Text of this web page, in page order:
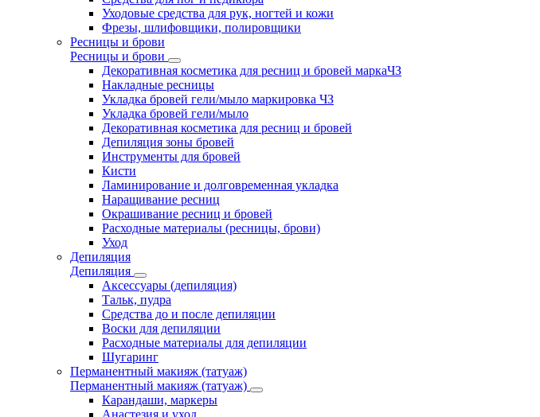
Уходовые средства для рук, ногтей и кожи
Фрезы, шлифовщики, полировщики
Ресницы и брови
Ресницы и брови
Декоративная косметика для ресниц и бровей маркаЧЗ
Накладные ресницы
Укладка бровей гели/мыло маркировка ЧЗ
Укладка бровей гели/мыло
Декоративная косметика для ресниц и бровей
Депиляция зоны бровей
Инструменты для бровей
Кисти
Ламинирование и долговременная укладка
Наращивание ресниц
Окрашивание ресниц и бровей
Расходные материалы (ресницы, брови)
Уход
Депиляция
Депиляция
Аксессуары (депиляция)
Тальк, пудра
Средства до и после депиляции
Воски для депиляции
Расходные материалы для депиляции
Шугаринг
Перманентный макияж (татуаж)
Перманентный макияж (татуаж)
Карандаши, маркеры